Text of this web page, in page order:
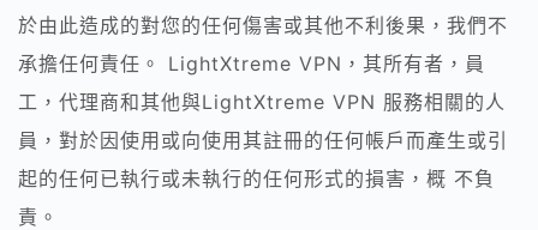
於由此造成的對您的任何傷害或其他不利後果，我們不
承擔任何責任。 LightXtreme VPN，其所有者，員
工，代理商和其他與LightXtreme VPN 服務相關的人
員，對於因使用或向使用其註冊的任何帳戶而產生或引
起的任何已執行或未執行的任何形式的損害，概 不負
責。